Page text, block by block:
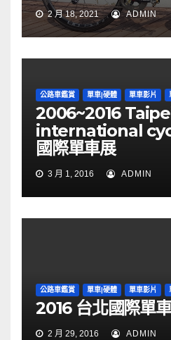
2 月 18, 2021 ADMIN
公路車鑑賞 單車|硬體 單車影片
2006~2016
international
國際單車展
3 月 1, 2016 ADMIN
公路車鑑賞 單車|硬體 單車影片
2016 台北國際單
2 月 29, 2016 ADMIN